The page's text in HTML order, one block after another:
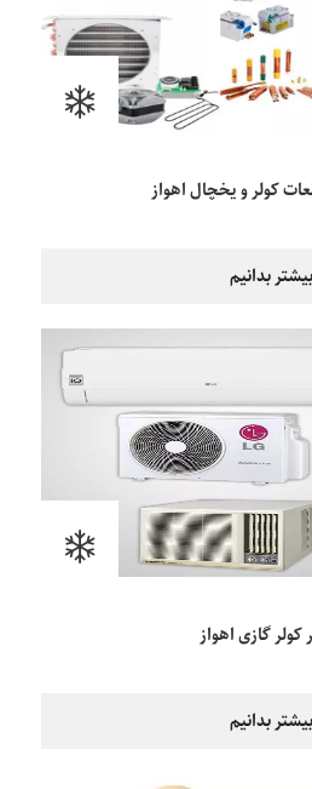
کولر و یخچال اهواز
بیشتر بدانیم
کولر گازی اهواز
بیشتر بدانیم